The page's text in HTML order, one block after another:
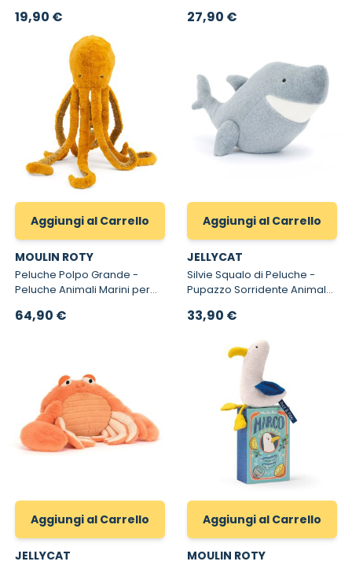
19,90 € 27,90 €
Aggiungi al Carrello
MOULIN ROTY
Peluche Polpo Grande -
Peluche Animali Marini per
64,90 €
Aggiungi al Carrello
JELLYCAT
Silvie Squalo di Peluche -
Pupazzo Sorridente Animale
33,90 €
Aggiungi al Carrello
JELLYCAT
Aggiungi al Carrello
MOULIN ROTY